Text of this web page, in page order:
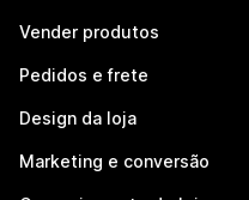
Vender produtos
Pedidos e frete
Design da loja
Marketing e conversão